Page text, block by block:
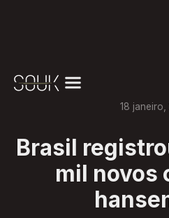
18 janeiro
Brasil
mil novos